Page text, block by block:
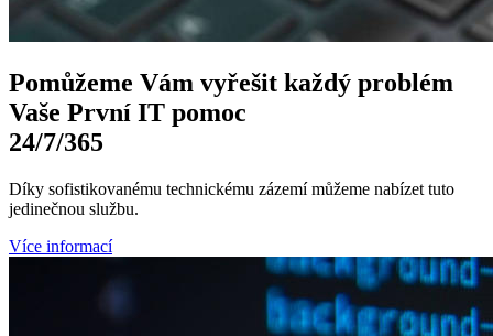
Pomůžeme Vám vyřešit každý problém
Vaše První IT pomoc
24/7/365
Díky sofistikovanému technickému zázemí můžeme nabízet tuto
jedinečnou službu.
Více informací